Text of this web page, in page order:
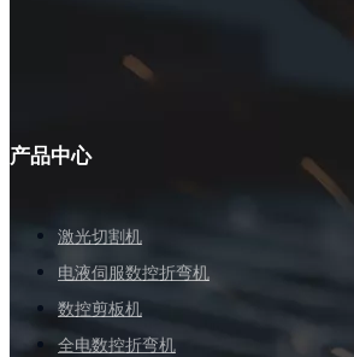
产品中心
激光切割机
电液伺服数控折弯机
数控剪板机
全电数控折弯机